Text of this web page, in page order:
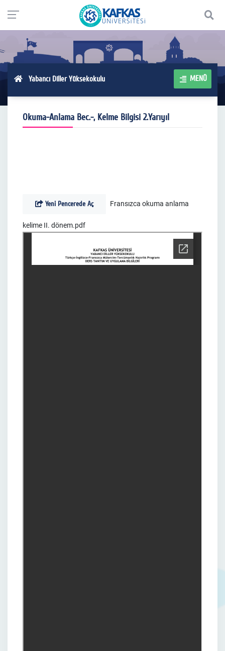
Yabancı Diller Yüksekokulu MENÜ
Okuma-Anlama Bec.-, Kelme Bilgisi 2.Yarıyıl
Yeni Pencerede Aç Fransızca okuma anlama
kelime II. dönem.pdf